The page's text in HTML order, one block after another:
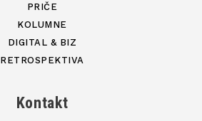
PRIČE
KOLUMNE
DIGITAL & BIZ
RETROSPEKTIVA
Kontakt